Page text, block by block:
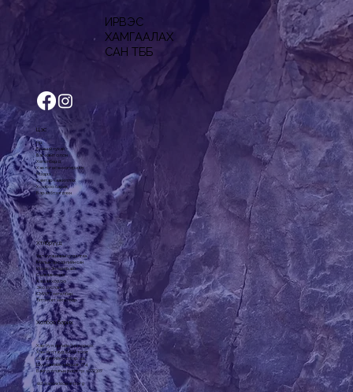
ИРВЭС
ХАМГААЛАХ
САН ТББ
Цэс
Нүүр
Бидний тухай
Баг, хамт олон
Хөтөлбөрүүд
Хэвлэгдсэн материал
Мэдээ
Хамтарч ажиллах
Холбоо барих
Бараа бүтээгдэхүүн
Хөтөлбөрүүд
Урт хугацааны судалгаа
Малын эрсдэлийн сан
Ирвэс Энтерпрайз
Сүү цагаан идээ
Хашаа хороо
Эко зуслан
СМАРТ хөтөлбөр
Тэтгэлэгт хөтөлбөр
Холбоо барих
Хан-Уул дүүргийн 3-р хороо,
Хан-Уул таур 6-602 тоот
Шуудангийн салбар: 44
Шуудангийн хайрцаг: 774
Байгууллагын регистр: 1072307
slcf@snowleopard.org